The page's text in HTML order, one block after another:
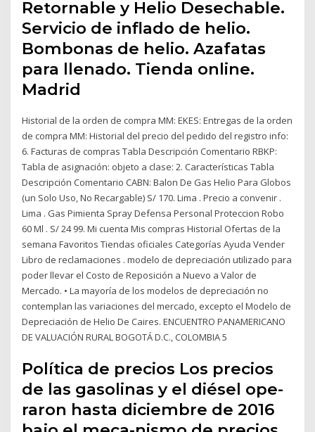
Retornable y Helio Desechable.
Servicio de inflado de helio.
Bombonas de helio. Azafatas
para llenado. Tienda online.
Madrid
Historial de la orden de compra MM: EKES: Entregas de la orden
de compra MM: Historial del precio del pedido del registro info:
6. Facturas de compras Tabla Descripción Comentario RBKP:
Tabla de asignación: objeto a clase: 2. Características Tabla
Descripción Comentario CABN: Balon De Gas Helio Para Globos
(un Solo Uso, No Recargable) S/ 170. Lima . Precio a convenir .
Lima . Gas Pimienta Spray Defensa Personal Proteccion Robo
60 Ml . S/ 24 99. Mi cuenta Mis compras Historial Ofertas de la
semana Favoritos Tiendas oficiales Categorías Ayuda Vender
Libro de reclamaciones . modelo de depreciación utilizado para
poder llevar el Costo de Reposición a Nuevo a Valor de
Mercado. • La mayoría de los modelos de depreciación no
contemplan las variaciones del mercado, excepto el Modelo de
Depreciación de Helio De Caires. ENCUENTRO PANAMERICANO
DE VALUACIÓN RURAL BOGOTÁ D.C., COLOMBIA 5
Política de precios Los precios
de las gasolinas y el diésel ope-
raron hasta diciembre de 2016